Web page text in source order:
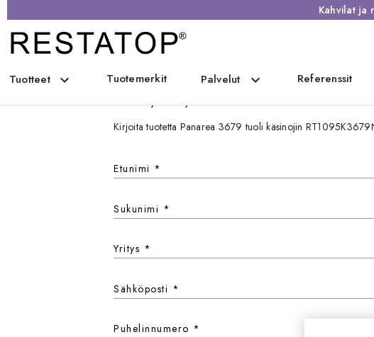
Kahvilat ja
Tuotteet expand_more Tuotemerkit Palvelut expand_more Referenssit
Kirjoita tuotetta Panarea 3679 tuoli käsinojin
Etunimi *
Sukunimi *
Yritys *
Sähköposti *
Puhelinnumero *